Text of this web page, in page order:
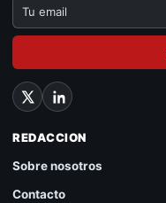
REDACCION
Sobre nosotros
Contacto